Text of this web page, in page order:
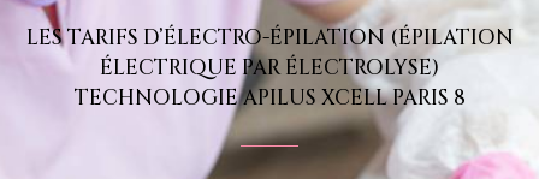
LES TARIFS D’ÉLECTRO-ÉPILATION (ÉPILATION
ÉLECTRIQUE PAR ÉLECTROLYSE)
TECHNOLOGIE APILUS XCELL PARIS 8